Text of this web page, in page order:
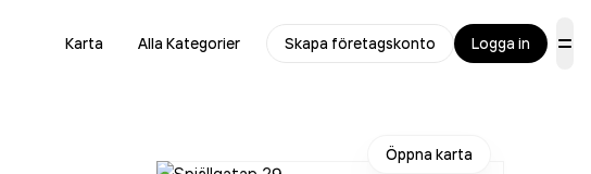
Karta Alla Kategorier Skapa företagskonto Logga in
Öppna karta